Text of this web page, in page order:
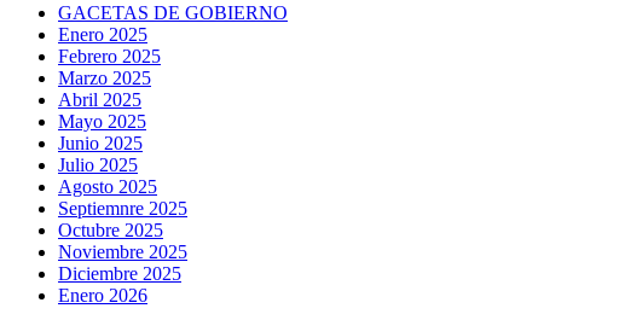
GACETAS DE GOBIERNO
Enero 2025
Febrero 2025
Marzo 2025
Abril 2025
Mayo 2025
Junio 2025
Julio 2025
Agosto 2025
Septiemnre 2025
Octubre 2025
Noviembre 2025
Diciembre 2025
Enero 2026